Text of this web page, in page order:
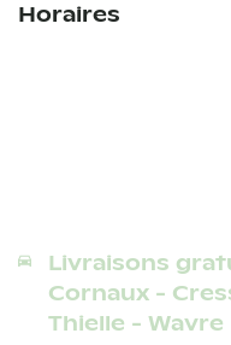
Horaires
Livraisons
Cornaux -
Thielle - Wavre